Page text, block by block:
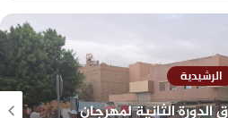
الرشيدية
الدورة الثانية لمهرجان